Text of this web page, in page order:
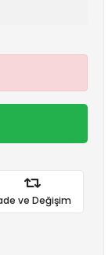
ve Değişim